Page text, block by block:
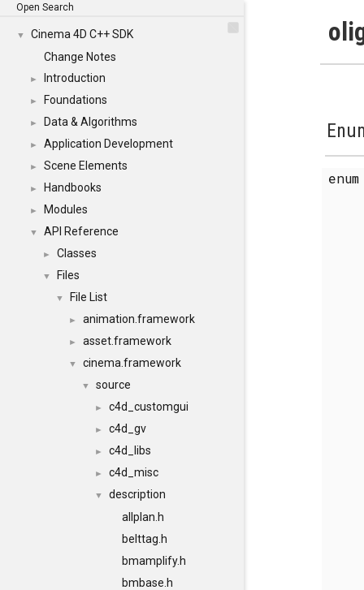
Open Search
▼
Cinema 4D C++ SDK
Change Notes
► Introduction
► Foundations
► Data & Algorithms
► Application Development
► Scene Elements
► Handbooks
► Modules
▼ API Reference
► Classes
▼ Files
▼ File List
► animation.framework
► asset.framework
▼ cinema.framework
▼ source
► c4d_customgui
► c4d_gv
► c4d_libs
► c4d_misc
▼
description
allplan.h
belttag.h
bmamplify.h
bmbase.h